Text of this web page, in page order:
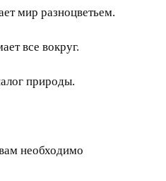
мир разноцветьем.
все вокруг.
природы.
необходимо